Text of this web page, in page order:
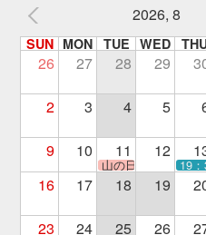
2026, 8
SUN MON TUE WED
26 27 28 29
2 3 4 5
9 10 11 12
山の日 19
16 17 18 19
23 24 25 26